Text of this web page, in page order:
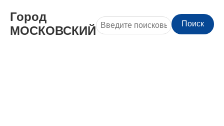
Город
МОСКОВСКИЙ
Поиск